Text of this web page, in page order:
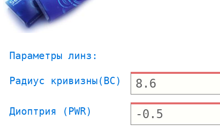
Параметры линз:
Радиус кривизны(BC)
Диоптрия (PWR)